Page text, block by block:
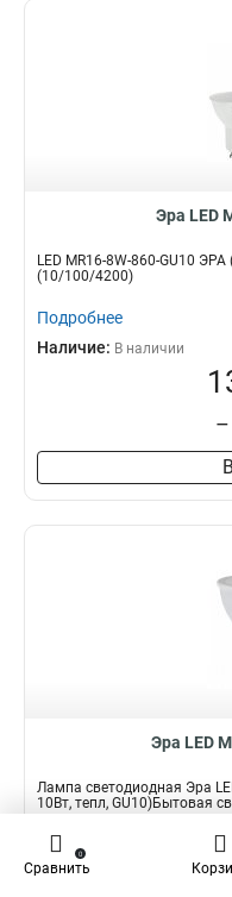
Эра LED
LED MR16-8W-860-GU10
(10/100/4200)
Подробнее
Наличие: В наличии
–
Эра LED
Лампа светодиодная Эра
10Вт, тепл, GU10)Бытовая
Подробнее
Наличие:
Сравнить
0